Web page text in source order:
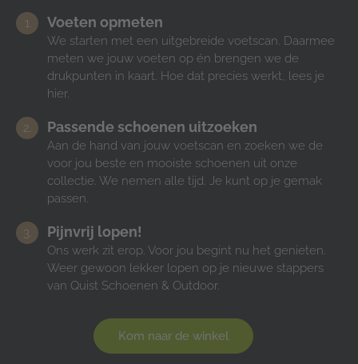
Voeten opmeten
We starten met een uitgebreide voetscan. Daarmee
meten we jouw voeten op én brengen we de
drukpunten in kaart. Hoe dat precies werkt, lees je
hier.
Passende schoenen uitzoeken
Aan de hand van jouw voetscan en zoeken we de
voor jou beste en mooiste schoenen uit onze
collectie. We nemen alle tijd. Je kunt op je gemak
passen.
Pijnvrij lopen!
Ons werk zit erop. Voor jou begint nu het genieten.
Weer gewoon lekker lopen op je nieuwe stappers
van Quist Schoenen & Outdoor.
Kom naar de winkel